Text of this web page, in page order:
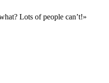
Lots of people can’t!»